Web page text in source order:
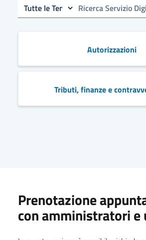
Autorizzazioni
Tributi, finanze e
Prenotazione
con amministratori